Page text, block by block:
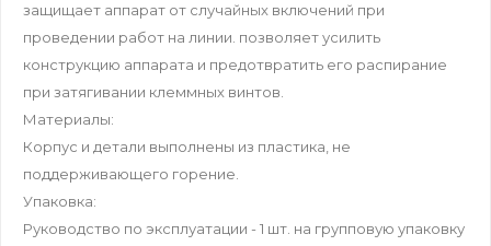
защищает аппарат от случайных включений при
проведении работ на линии. позволяет усилить
конструкцию аппарата и предотвратить его распирание
при затягивании клеммных винтов.
Материалы:
Корпус и детали выполнены из пластика, не
поддерживающего горение.
Упаковка:
Руководство по эксплуатации - 1 шт. на групповую упаковку